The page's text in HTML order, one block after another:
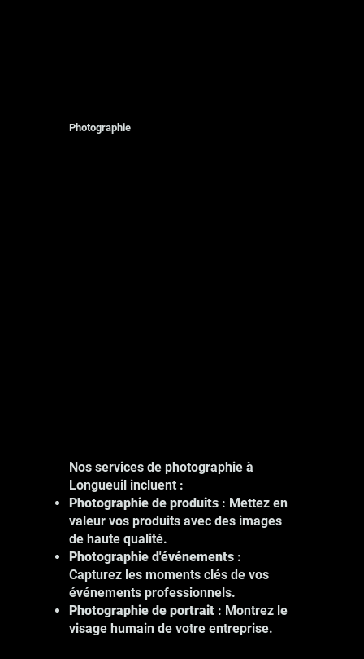
Photographie
Nos services de photographie à
Longueuil incluent :
Photographie de produits: Mettez en
valeur vos produits avec des images
de haute qualité.
Photographie d'événements :
Capturez les moments clés de vos
événements professionnels.
Photographie de portrait: Montrez le
visage humain de votre entreprise.